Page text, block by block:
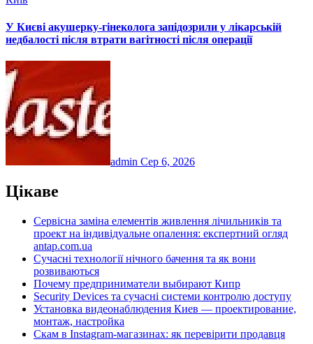
У Києві акушерку-гінеколога запідозрили у лікарській
недбалості після втрати вагітності після операції
admin Сер 6, 2026
Цікаве
Сервісна заміна елементів живлення лічильників та
проект на індивідуальне опалення: експертний огляд
antap.com.ua
Сучасні технології нічного бачення та як вони
розвиваються
Почему предприниматели выбирают Кипр
Security Devices та сучасні системи контролю доступу
Установка видеонаблюдения Киев — проектирование,
монтаж, настройка
Скам в Instagram-магазинах: як перевірити продавця